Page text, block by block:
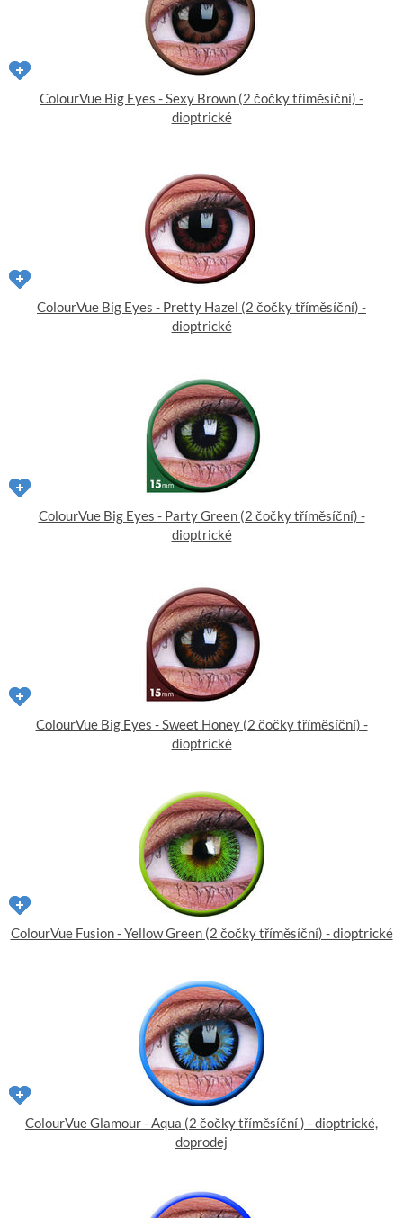
ColourVue Big Eyes - Sexy Brown (2 čočky tříměsíční) -
dioptrické
ColourVue Big Eyes - Pretty Hazel (2 čočky tříměsíční) -
dioptrické
ColourVue Big Eyes - Party Green (2 čočky tříměsíční) -
dioptrické
ColourVue Big Eyes - Sweet Honey (2 čočky tříměsíční) -
dioptrické
ColourVue Fusion - Yellow Green (2 čočky tříměsíční) - dioptrické
ColourVue Glamour - Aqua (2 čočky tříměsíční ) - dioptrické,
doprodej